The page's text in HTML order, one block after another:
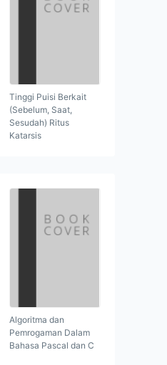
Tinggi Puisi Berkait
(Sebelum, Saat,
Sesudah) Ritus
Katarsis
Algoritma dan
Pemrogaman Dalam
Bahasa Pascal dan C